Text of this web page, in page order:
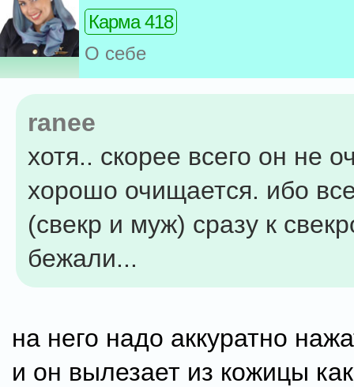
Карма 418
О себе
ranee
хотя.. скорее всего он не
хорошо очищается. ибо
(свекр и муж) сразу к
бежали...
на него надо аккуратно
и он вылезает из кожицы